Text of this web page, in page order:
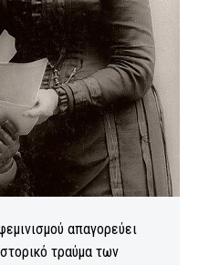
απαγορεύει
τραύμα των